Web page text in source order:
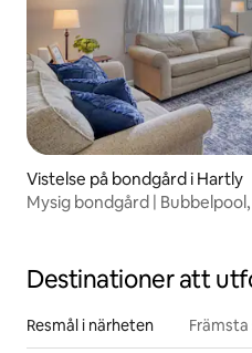
Vistelse på bondgård i Hartly
Mysig bondgård |
Destinationer att
Resmål i närheten